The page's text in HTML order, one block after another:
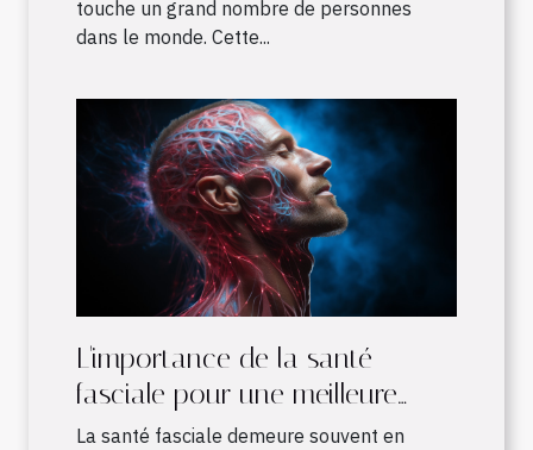
touche un grand nombre de personnes
dans le monde. Cette...
L'importance de la santé
fasciale pour une meilleure
qualité de vie
La santé fasciale demeure souvent en